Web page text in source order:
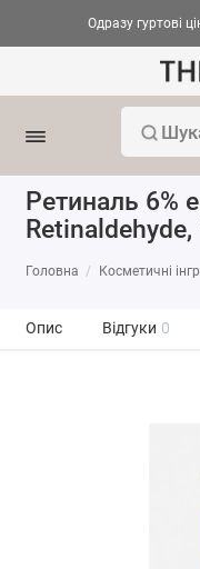
Одразу гуртові
Ретиналь 6%
Головна Косметичні
Опис Відгуки 0